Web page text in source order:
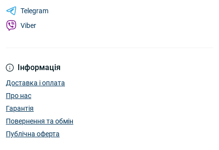
Інформація
Доставка і оплата
Про нас
Гарантія
Повернення та обмін
Публічна оферта
Telegram
Viber